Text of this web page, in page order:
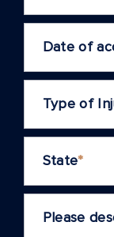
Date of
Type of
State*
Please